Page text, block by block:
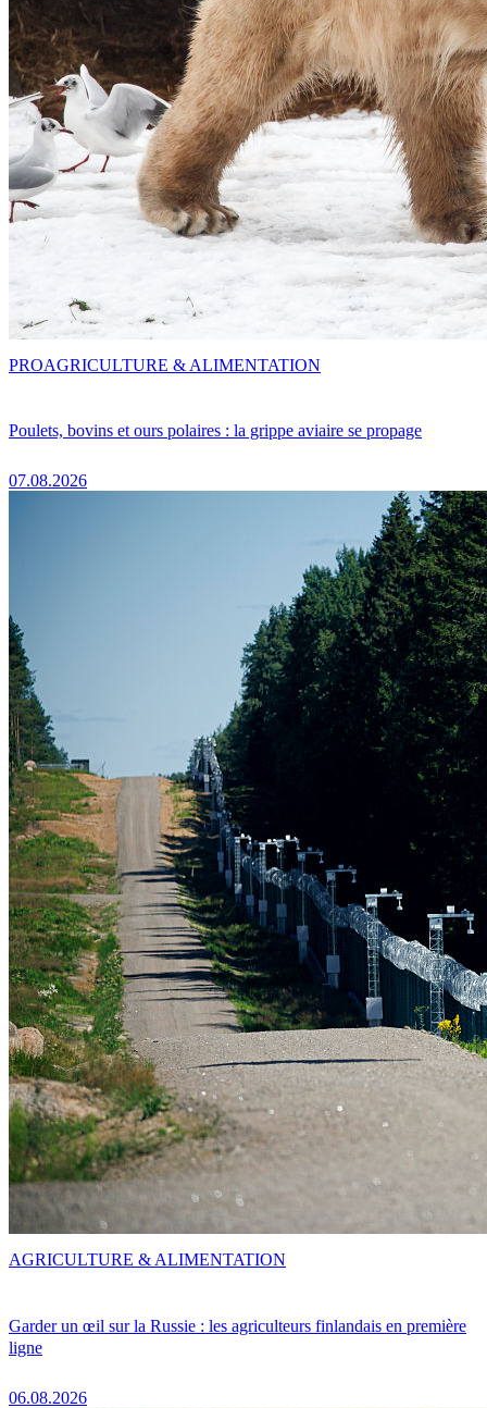
Poulets, bovins et ours polaires : la grippe aviaire se propage
07.08.2026
PROAGRICULTURE & ALIMENTATION
Garder un œil sur la Russie : les agriculteurs finlandais en première
ligne
06.08.2026
AGRICULTURE & ALIMENTATION